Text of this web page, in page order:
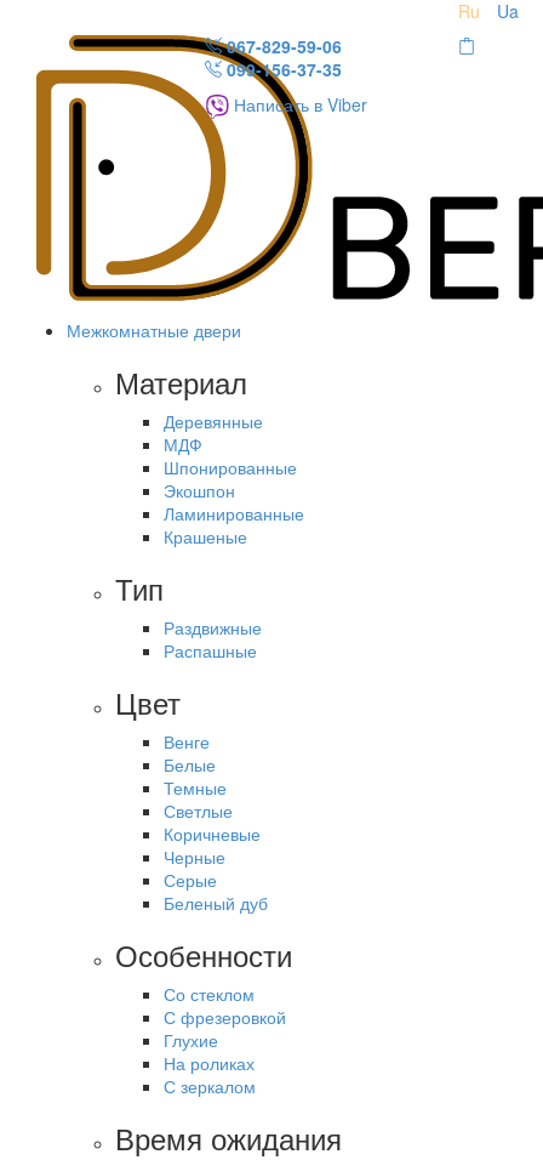
Ru
Ua
067-829-59-06
099-156-37-35
Написать в Viber
Межкомнатные двери
Материал
Деревянные
МДФ
Шпонированные
Экошпон
Ламинированные
Крашеные
Тип
Раздвижные
Распашные
Цвет
Венге
Белые
Темные
Светлые
Коричневые
Черные
Серые
Беленый дуб
Особенности
Со стеклом
С фрезеровкой
Глухие
На роликах
С зеркалом
Время ожидания